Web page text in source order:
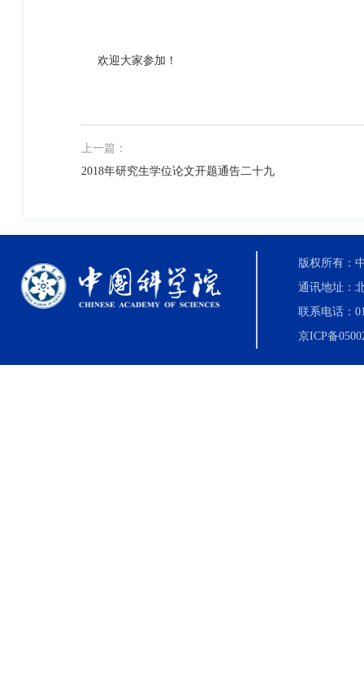
欢迎大家参加！
上一篇：
2018年研究生学位论文开题通告二十九
版权所有：
通讯地址：
联系电话：
京ICP备